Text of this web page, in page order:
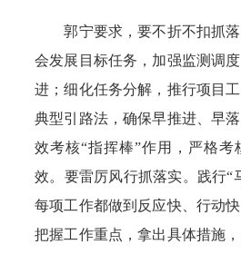
郭宁要求，要不折不扣抓落
会发展目标任务，加强监测调
进；细化任务分解，推行项目
典型引路法，确保早推进、早
效考核“指挥棒”作用，严格考
效。要雷厉风行抓落实。践行“
每项工作都做到反应快、行动
把握工作重点，拿出具体措施